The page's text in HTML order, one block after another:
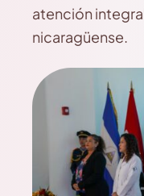
atención
nicaragüense.